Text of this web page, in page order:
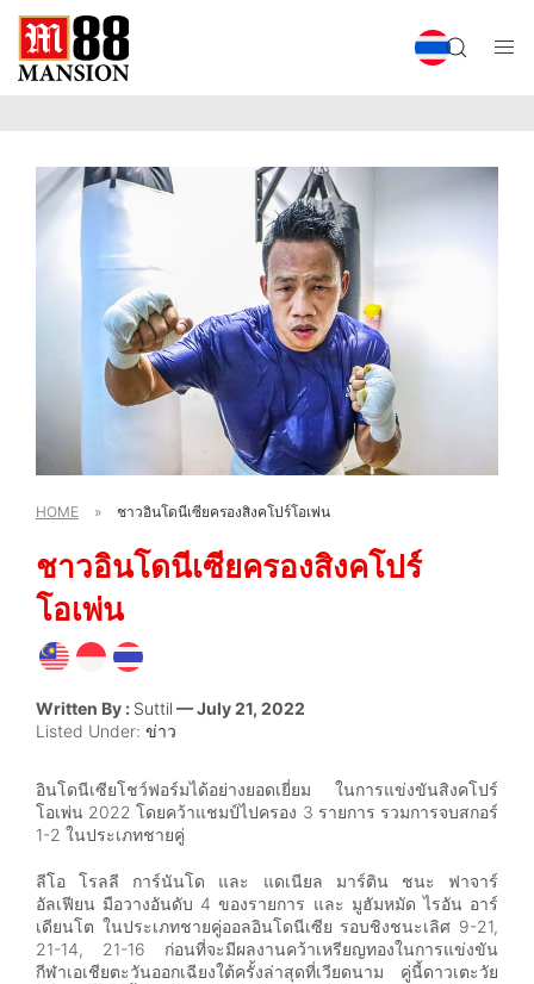
HOME » ชาวอินโดนีเซียครองสิงคโปร์โอเพ่น
ชาวอินโดนีเซียครองสิงคโปร์
โอเพ่น
Written By : Suttil — July 21, 2022
Listed Under: ข่าว
อินโดนีเซียโชว์ฟอร์มได้อย่างยอดเยี่ยม ในการแข่งขันสิงคโปร์
โอเพ่น 2022 โดยคว้าแชมป์ไปครอง 3 รายการ รวมการจบสกอร์
1-2 ในประเภทชายคู่
ลีโอ โรลลี การ์นันโด และ แดเนียล มาร์ติน ชนะ ฟาจาร์
อัลเฟียน มือวางอันดับ 4 ของรายการ และ มูฮัมหมัด ไรอัน อาร์
เดียนโต ในประเภทชายคู่ออลอินโดนีเซีย รอบชิงชนะเลิศ 9-21,
21-14, 21-16 ก่อนที่จะมีผลงานคว้าเหรียญทองในการแข่งขัน
กีฬาเอเชียตะวันออกเฉียงใต้ครั้งล่าสุดที่เวียดนาม คู่นี้ดาวเตะวัย